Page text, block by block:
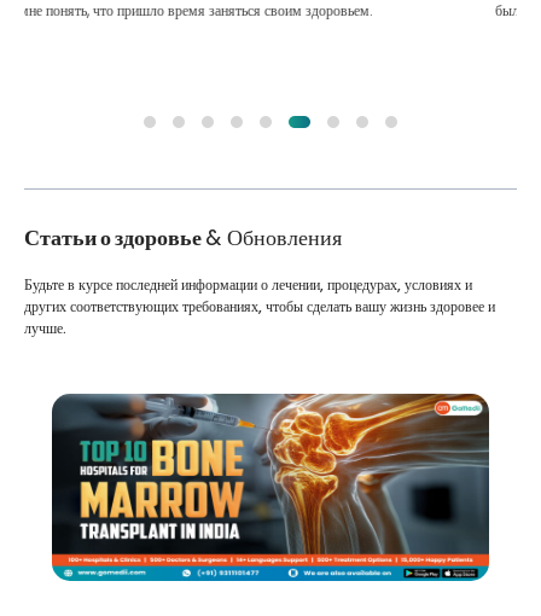
были меньше, и я не знал, что делать. Со мной связался партнер
Статьи о здоровье& Обновления
Будьте в курсе последней информации о лечении, процедурах, условиях и
других соответствующих требованиях, чтобы сделать вашу жизнь здоровее и
лучше.